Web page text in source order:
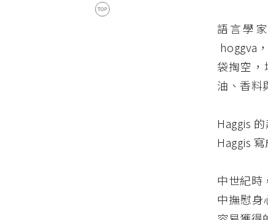
語言學
hoggva
袋掏空，
油、香料
Haggis
Haggis
中世紀時
中撫慰身